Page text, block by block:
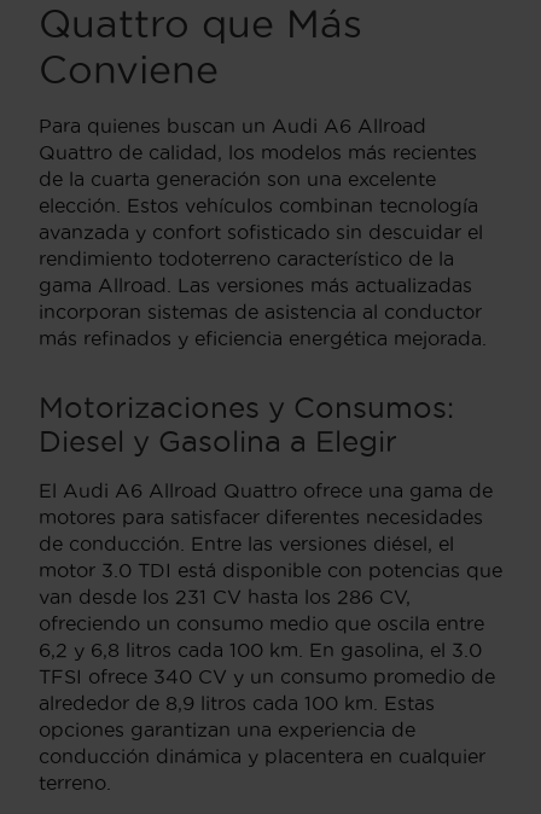
Quattro que Más
Conviene
Para quienes buscan un Audi A6 Allroad
Quattro de calidad, los modelos más recientes
de la cuarta generación son una excelente
elección. Estos vehículos combinan tecnología
avanzada y confort sofisticado sin descuidar el
rendimiento todoterreno característico de la
gama Allroad. Las versiones más actualizadas
incorporan sistemas de asistencia al conductor
más refinados y eficiencia energética mejorada.
Motorizaciones y Consumos:
Diesel y Gasolina a Elegir
El Audi A6 Allroad Quattro ofrece una gama de
motores para satisfacer diferentes necesidades
de conducción. Entre las versiones diésel, el
motor 3.0 TDI está disponible con potencias que
van desde los 231 CV hasta los 286 CV,
ofreciendo un consumo medio que oscila entre
6,2 y 6,8 litros cada 100 km. En gasolina, el 3.0
TFSI ofrece 340 CV y un consumo promedio de
alrededor de 8,9 litros cada 100 km. Estas
opciones garantizan una experiencia de
conducción dinámica y placentera en cualquier
terreno.